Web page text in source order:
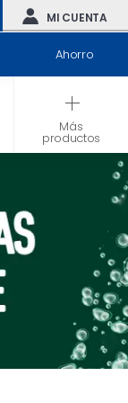
MI CUENTA
Ahorro
Bebé
Más
productos